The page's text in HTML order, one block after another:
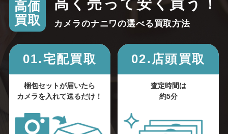
高価
買取
高く売って安く買う！
カメラのナニワの選べる買取方法
01.宅配買取
梱包セットが届いたら
カメラを入れて送るだけ！
02.店頭買取
査定時間は
約5分